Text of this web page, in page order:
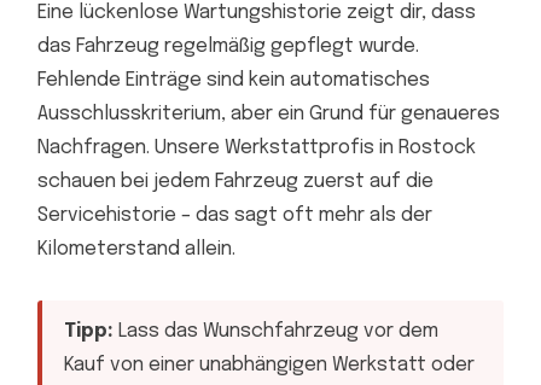
Eine lückenlose Wartungshistorie zeigt dir, dass
das Fahrzeug regelmäßig gepflegt wurde.
Fehlende Einträge sind kein automatisches
Ausschlusskriterium, aber ein Grund für genaueres
Nachfragen. Unsere Werkstattprofis in Rostock
schauen bei jedem Fahrzeug zuerst auf die
Servicehistorie – das sagt oft mehr als der
Kilometerstand allein.
Tipp: Lass das Wunschfahrzeug vor dem
Kauf von einer unabhängigen Werkstatt oder